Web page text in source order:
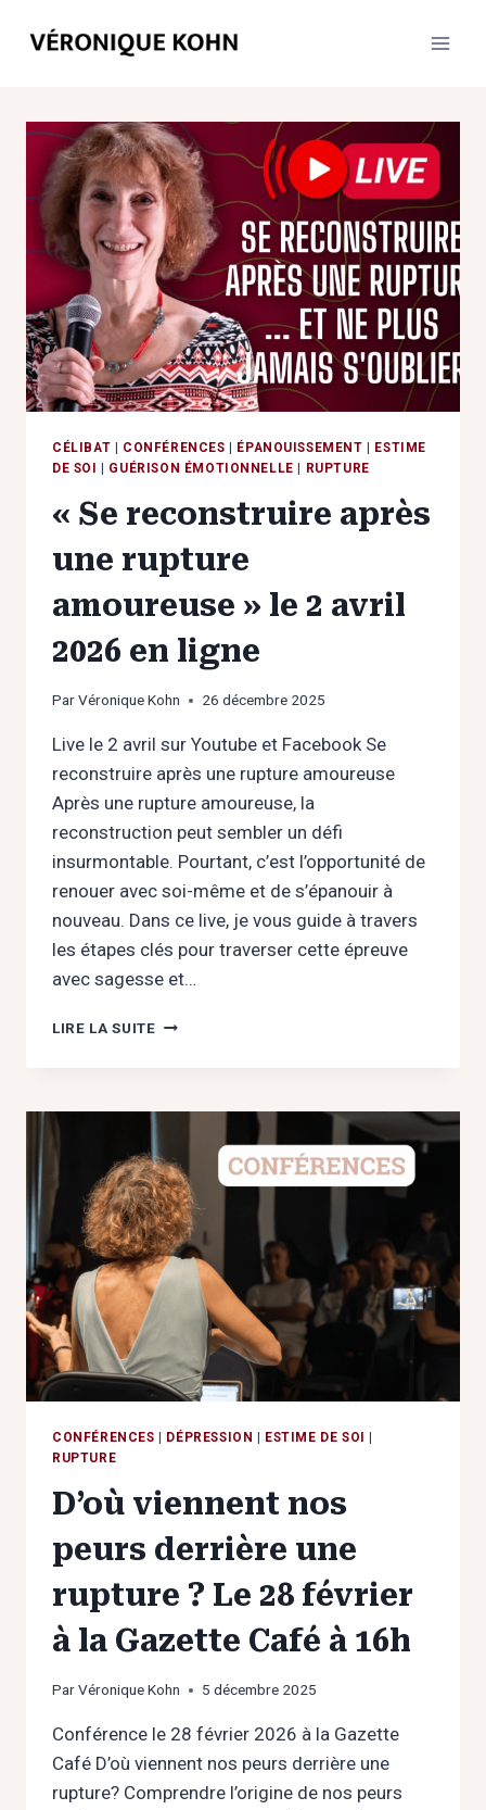
CÉLIBAT | CONFÉRENCES | ÉPANOUISSEMENT | ESTIME
DE SOI | GUÉRISON ÉMOTIONNELLE | RUPTURE
« Se reconstruire après
une rupture
amoureuse » le 2 avril
2026 en ligne
ParVéronique Kohn 26 décembre 2025
Live le 2 avril sur Youtube et Facebook Se
reconstruire après une rupture amoureuse
Après une rupture amoureuse, la
reconstruction peut sembler un défi
insurmontable. Pourtant, c’est l’opportunité de
renouer avec soi-même et de s’épanouir à
nouveau. Dans ce live, je vous guide à travers
les étapes clés pour traverser cette épreuve
avec sagesse et…
LIRE LA SUITE« SE
RUPTURE
AMOUREUSE »
LE
2
AVRIL
2026
EN
LIGNE
CONFÉRENCES | DÉPRESSION | ESTIME DE SOI |
RUPTURE
D’où viennent nos
peurs derrière une
rupture ? Le 28 février
à la Gazette Café à 16h
ParVéronique Kohn 5 décembre 2025
Conférence le 28 février 2026 à la Gazette
Café D’où viennent nos peurs derrière une
rupture? Comprendre l’origine de nos peurs